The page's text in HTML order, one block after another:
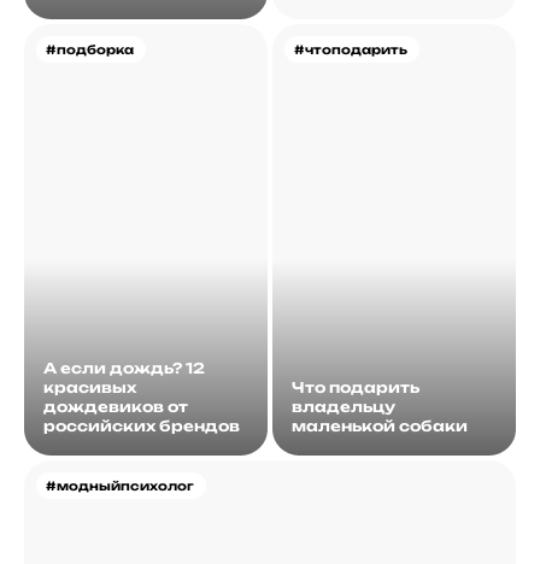
#подборка
А если дождь? 12
красивых
дождевиков от
российских брендов
#модныйпсихолог
#чтоподарить
Что подарить
владельцу
маленькой собаки